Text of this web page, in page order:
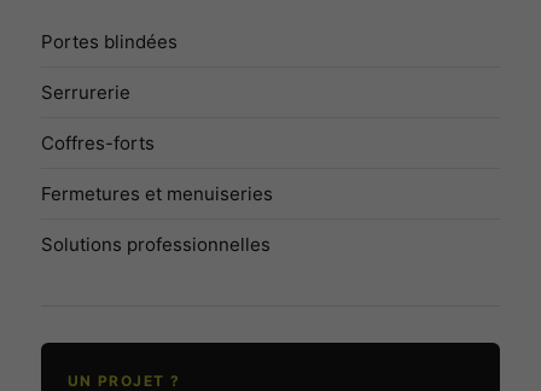
Portes blindées
Serrurerie
Coffres-forts
Fermetures et menuiseries
Solutions professionnelles
UN PROJET ?
Indispensables